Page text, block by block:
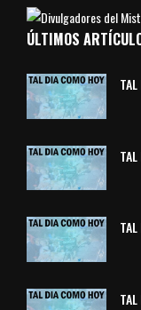
ÚLTIMOS